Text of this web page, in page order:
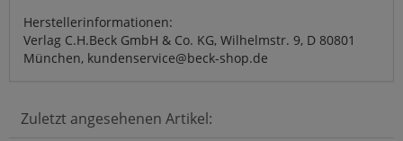
Herstellerinformationen:
Verlag C.H.Beck GmbH & Co. KG, Wilhelmstr. 9, D 80801
München, kundenservice@beck-shop.de
Zuletzt angesehenen Artikel: